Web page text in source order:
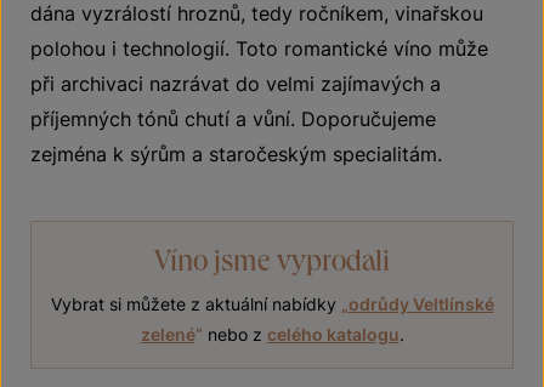
dána vyzrálostí hroznů, tedy ročníkem, vinařskou
polohou i technologií. Toto romantické víno může
při archivaci nazrávat do velmi zajímavých a
příjemných tónů chutí a vůní. Doporučujeme
zejména k sýrům a staročeským specialitám.
Víno jsme vyprodali
Vybrat si můžete z aktuální nabídky
odrůdy Veltlínské
zelené“ nebo z celého katalogu.